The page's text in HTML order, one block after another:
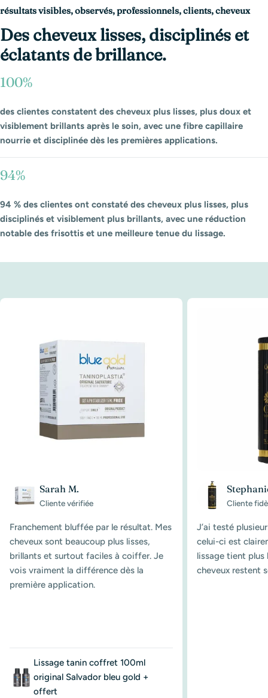
résultats visibles, observés, professionnels, clients, cheveux
Des cheveux lisses, disciplinés et
éclatants de brillance.
100%
des clientes constatent des cheveux plus lisses, plus doux et
visiblement brillants après le soin, avec une fibre capillaire
nourrie et disciplinée dès les premières applications.
94%
94 % des clientes ont constaté des cheveux plus lisses, plus
disciplinés et visiblement plus brillants, avec une réduction
notable des frisottis et une meilleure tenue du lissage.
Sarah M.
Cliente vérifiée
Franchement bluffée par le résultat. Mes
cheveux sont beaucoup plus lisses,
brillants et surtout faciles à coiffer. Je
vois vraiment la différence dès la
première application.
Lissage tanin coffret 100ml
original Salvador bleu gold +
offert
Cliente
J’ai testé
celui-ci est
lissage tient
cheveux restent